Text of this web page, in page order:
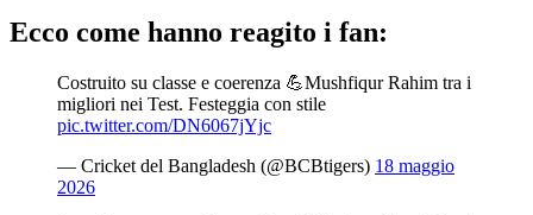
Ecco come hanno reagito i fan:
Costruito su classe e coerenza 💪Mushfiqur Rahim tra i
migliori nei Test. Festeggia con stile
pic.twitter.com/DN6067jYjc
— Cricket del Bangladesh (@BCBtigers) 18 maggio
2026